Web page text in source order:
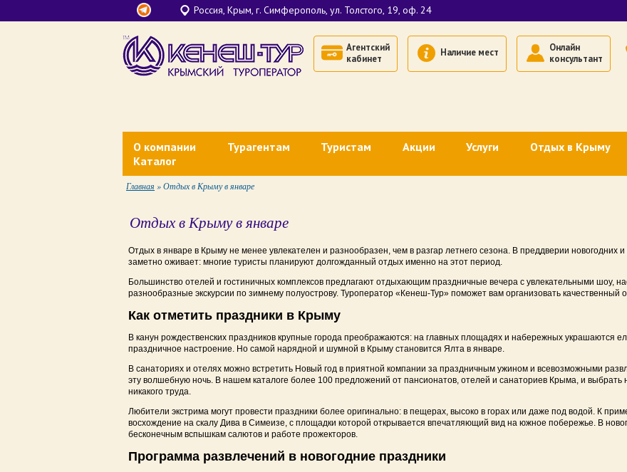
Россия, Крым, г. Симферополь, ул. Толстого, 19, оф. 24
Агентский
кабинет
Наличие мест
Онлайн
консультант
О компании
Контакты
Финансовые гарантии
Наши партнеры
Банковские реквизиты
Новости
Турагентам
Документы для турагентов
Личный кабинет
Вебинары Кенеш-Тур
Туристам
Оплата картами платежной системы МИР (эквайринг)
Поездом в Крым
В Крым на машине
Где отдохнуть в Крыму
Отзывы об отдыхе в Крыму
Отдых за счет работодателя
Акции Услуги
Транспортное обслуживание
Деловой туризм в Крыму
Отдых в Крыму
Недорогой отдых в
Недорогой отдых в
Недорогой отдых в
СПА-отели Крыма
Большая Ялта
Восточный Крым
Каталог
Лечение в Крыму
Санатории Крыма у моря
Отели все включено в Крыму
Отели в Крыму на первой линии
Отдых с животными в Крыму 2025
Главная »Отдых в Крыму в январе
Отдых в Крыму в январе
Отдых в январе в Крыму не менее увлекателен и разнообразен, чем в разгар летнего сезона. В преддверии новогодних
заметно оживает: многие туристы планируют долгожданный отдых именно на этот период.
Большинство отелей и гостиничных комплексов предлагают отдыхающим праздничные вечера с увлекательными шоу,
разнообразные экскурсии по зимнему полуострову. Туроператор «Кенеш-Тур» поможет вам организовать качественный
Как отметить праздники в Крыму
В канун рождественских праздников крупные города преображаются: на главных площадях и набережных украшаются
праздничное настроение. Но самой нарядной и шумной в Крыму становится Ялта в январе.
В санаториях и отелях можно встретить Новый год в приятной компании за праздничным ужином и всевозможными
эту волшебную ночь. В нашем каталоге более 100 предложений от пансионатов, отелей и санаториев Крыма, и
никакого труда.
Любители экстрима могут провести праздники более оригинально: в пещерах, высоко в горах или даже под водой. К
восхождение на скалу Дива в Симеизе, с площадки которой открывается впечатляющий вид на южное побережье. В
бесконечным вспышкам салютов и работе прожекторов.
Программа развлечений в новогодние праздники